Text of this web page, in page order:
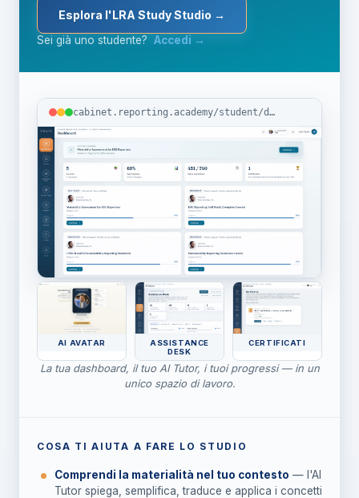
Esplora l'LRA Study Studio →
Sei già uno studente? Accedi →
cabinet.reporting.academy/student/dashboard
AI AVATAR
ASSISTANCE
DESK
CERTIFICATI
La tua dashboard, il tuo AI Tutor, i tuoi progressi — in un
unico spazio di lavoro.
COSA TI AIUTA A FARE LO STUDIO
Comprendi la materialità nel tuo contesto — l'AI
Tutor spiega, semplifica, traduce e applica i concetti